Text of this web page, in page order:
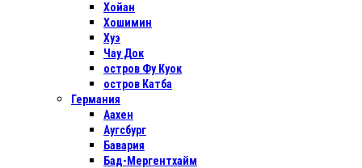
Хойан
Хошимин
Хуэ
Чау Док
остров Фу Куок
остров Катба
Германия
Аахен
Аугсбург
Бавария
Бад-Мергентхайм